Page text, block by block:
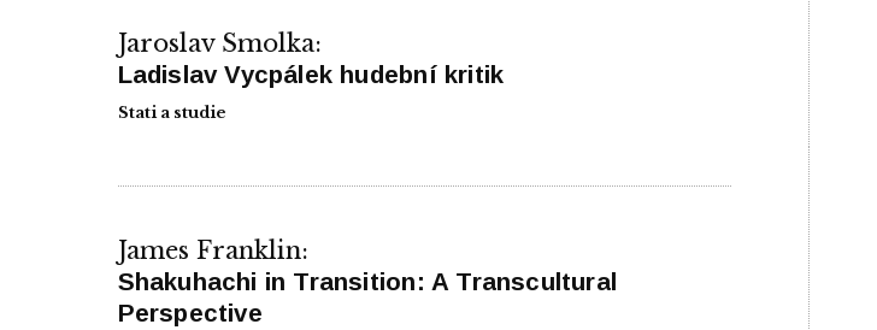
Jaroslav Smolka:
Ladislav Vycpálek hudební kritik
Stati a studie
James Franklin:
Shakuhachi in Transition: A Transcultural
Perspective